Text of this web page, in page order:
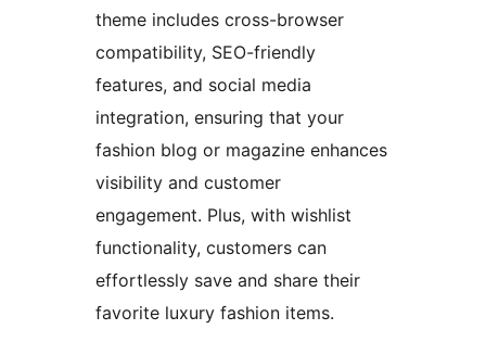
theme includes cross-browser
compatibility, SEO-friendly
features, and social media
integration, ensuring that your
fashion blog or magazine enhances
visibility and customer
engagement. Plus, with wishlist
functionality, customers can
effortlessly save and share their
favorite luxury fashion items.